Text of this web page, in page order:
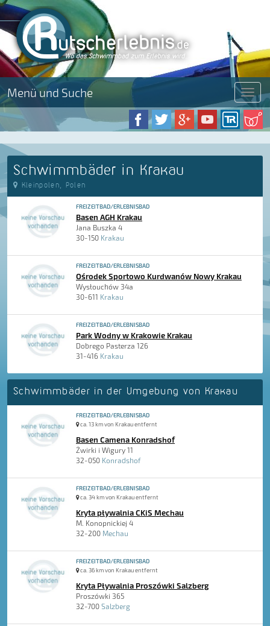
Menü und Suche Menü
Schwimmbäder in Krakau
Kleinpolen, Polen
FREIZEITBAD/ERLEBNISBAD
Basen AGH Krakau
Jana Buszka 4
30-150 Krakau
FREIZEITBAD/ERLEBNISBAD
Ośrodek Sportowo Kurdwanów Nowy Krakau
Wysłouchów 34a
30-611 Krakau
FREIZEITBAD/ERLEBNISBAD
Park Wodny w Krakowie Krakau
Dobrego Pasterza 126
31-416 Krakau
Schwimmbäder in der Umgebung von Krakau
FREIZEITBAD/ERLEBNISBAD
ca. 13 km von Krakau entfernt
Basen Camena Konradshof
Żwirki i Wigury 11
32-050 Konradshof
FREIZEITBAD/ERLEBNISBAD
ca. 34 km von Krakau entfernt
Kryta pływalnia CKiS Mechau
M. Konopnickiej 4
32-200 Mechau
FREIZEITBAD/ERLEBNISBAD
ca. 36 km von Krakau entfernt
Kryta Pływalnia Proszówki Salzberg
Proszówki 365
32-700 Salzberg